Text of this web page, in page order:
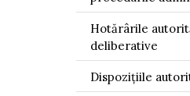
Hotărârile
deliberative
Dispozițiile